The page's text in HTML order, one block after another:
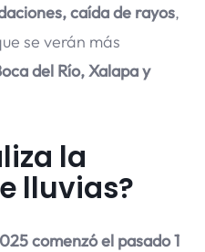
caída de rayos,
se verán más
del Río, Xalapa y
la
lluvias?
comenzó el pasado 1